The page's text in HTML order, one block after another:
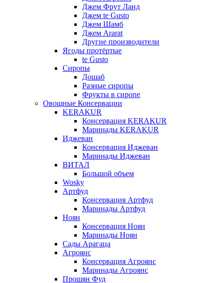
Джем Фрут Ланд
Джем te Gusto
Джем Шамб
Джем Ararat
Другие производители
Ягоды протёртые
te Gusto
Сиропы
Дошаб
Разные сиропы
Фрукты в сиропе
Овощные Консервации
KERAKUR
Консервация KERAKUR
Маринады KERAKUR
Иджеван
Консервация Иджеван
Маринады Иджеван
ВИТАЛ
Большой объем
Wosky
Артфуд
Консервация Артфуд
Маринады Артфуд
Ноян
Консервация Ноян
Маринады Ноян
Сады Арагаца
Агроянс
Консервация Агроянс
Маринады Агроянс
Прошян Фуд